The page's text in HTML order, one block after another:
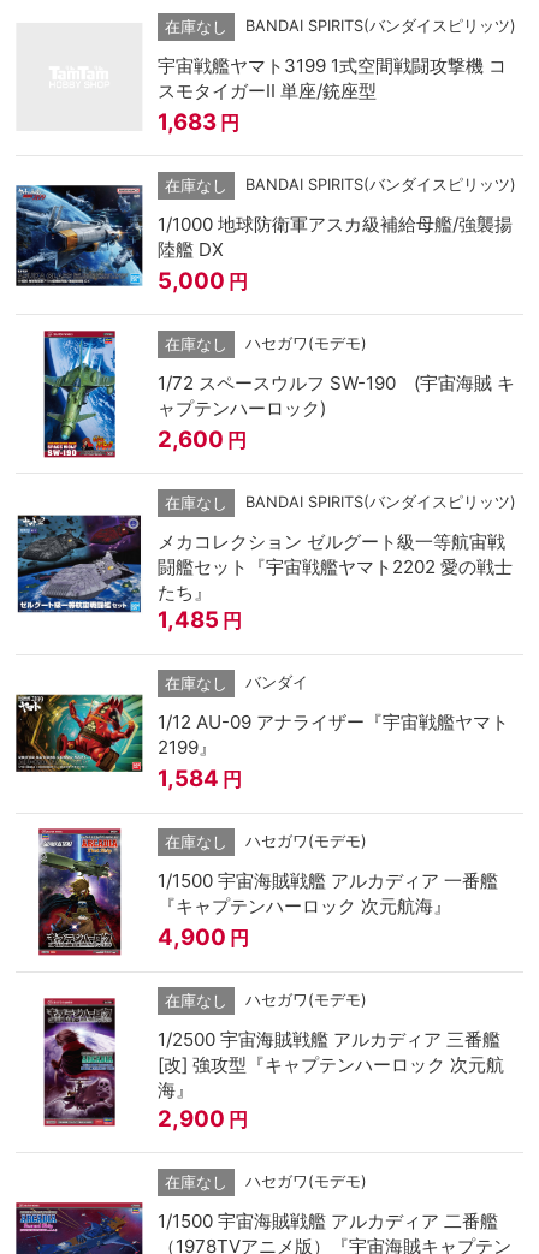
在庫なし BANDAI SPIRITS(バンダイスピリッツ)
宇宙戦艦ヤマト3199 1式空間戦闘攻撃機 コ
スモタイガーII 単座/銃座型
1,683 円
在庫なし BANDAI SPIRITS(バンダイスピリッツ)
1/1000 地球防衛軍アスカ級補給母艦/強襲揚
陸艦 DX
5,000 円
在庫なし ハセガワ(モデモ)
1/72 スペースウルフ SW-190 (宇宙海賊 キ
ャプテンハーロック)
2,600 円
在庫なし BANDAI SPIRITS(バンダイスピリッツ)
メカコレクション ゼルグート級一等航宙戦
闘艦セット『宇宙戦艦ヤマト2202 愛の戦士
たち』
1,485 円
在庫なし バンダイ
1/12 AU-09 アナライザー『宇宙戦艦ヤマト
2199』
1,584 円
在庫なし ハセガワ(モデモ)
1/1500 宇宙海賊戦艦 アルカディア 一番艦
『キャプテンハーロック 次元航海』
4,900 円
在庫なし ハセガワ(モデモ)
1/2500 宇宙海賊戦艦 アルカディア 三番艦
[改] 強攻型『キャプテンハーロック 次元航
海』
2,900 円
在庫なし ハセガワ(モデモ)
1/1500 宇宙海賊戦艦 アルカディア 二番艦
（1978TVアニメ版）『宇宙海賊キャプテン